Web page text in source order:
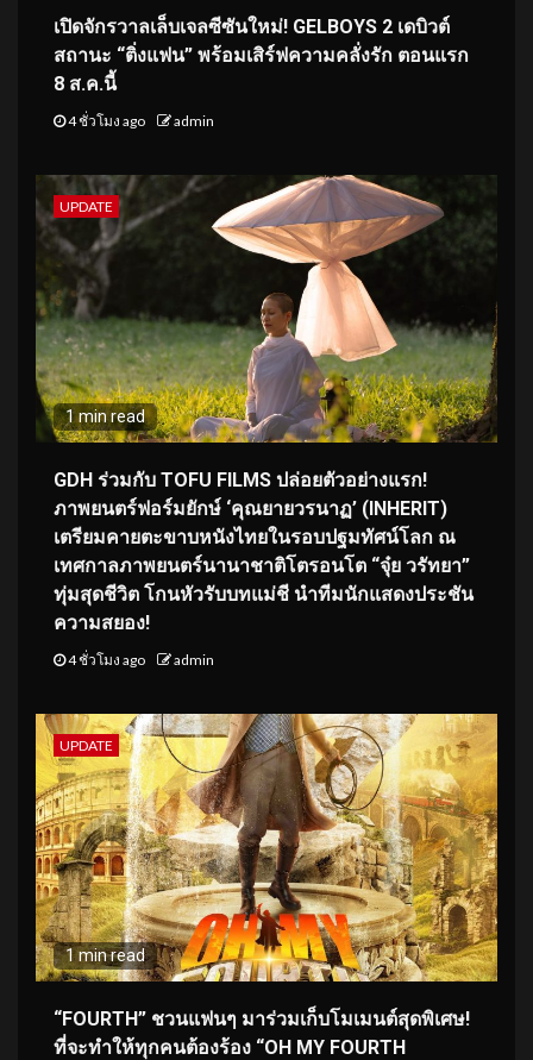
เปิดจักรวาลเล็บเจลซีซันใหม่! GELBOYS 2 เดบิวต์
สถานะ “ติ่งแฟน” พร้อมเสิร์ฟความคลั่งรัก ตอนแรก
8 ส.ค.นี้
4 ชั่วโมง ago admin
UPDATE
1 min read
GDH ร่วมกับ TOFU FILMS ปล่อยตัวอย่างแรก!
ภาพยนตร์ฟอร์มยักษ์ ‘คุณยายวรนาฏ’ (INHERIT)
เตรียมคายตะขาบหนังไทยในรอบปฐมทัศน์โลก ณ
เทศกาลภาพยนตร์นานาชาติโตรอนโต “จุ๋ย วรัทยา”
ทุ่มสุดชีวิต โกนหัวรับบทแม่ชี นำทีมนักแสดงประชัน
ความสยอง!
4 ชั่วโมง ago admin
UPDATE
1 min read
“FOURTH” ชวนแฟนๆ มาร่วมเก็บโมเมนต์สุดพิเศษ!
ที่จะทำให้ทุกคนต้องร้อง “OH MY FOURTH